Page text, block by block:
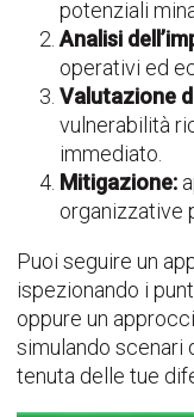
potenziali
Analisi
operativi ed
Valutazione
vulnerabilità
immediato.
Mitigazione:
organizzative
Puoi seguire un
ispezionando i
oppure un
simulando scenari
tenuta delle tue